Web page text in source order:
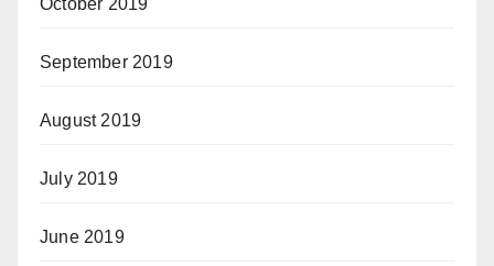
September 2019
August 2019
July 2019
June 2019